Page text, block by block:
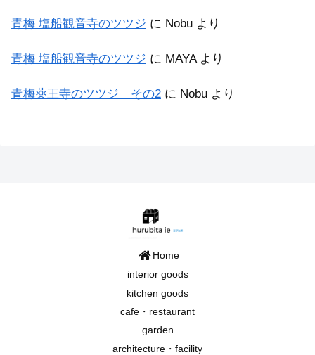
青梅 塩船観音寺のツツジ に Nobu より
青梅 塩船観音寺のツツジ に MAYAより
青梅薬王寺のツツジ その2 に Nobu より
Home
interior goods
kitchen goods
cafe・restaurant
garden
architecture・facility